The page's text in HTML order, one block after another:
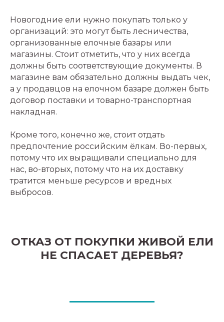
Новогодние ели нужно покупать только у
организаций: это могут быть лесничества,
организованные елочные базары или
магазины. Стоит отметить, что у них всегда
должны быть соответствующие документы. В
магазине вам обязательно должны выдать чек,
а у продавцов на елочном базаре должен быть
договор поставки и товарно-транспортная
накладная.
Кроме того, конечно же, стоит отдать
предпочтение российским ёлкам. Во-первых,
потому что их выращивали специально для
нас, во-вторых, потому что на их доставку
тратится меньше ресурсов и вредных
выбросов.
ОТКАЗ ОТ ПОКУПКИ ЖИВОЙ ЕЛИ
НЕ СПАСАЕТ ДЕРЕВЬЯ?